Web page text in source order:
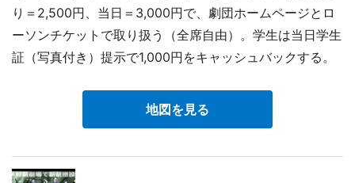
り＝2,500円、当日＝3,000円で、劇団ホームページとロ
ーソンチケットで取り扱う（全席自由）。学生は当日学生
証（写真付き）提示で1,000円をキャッシュバックする。
地図を見る